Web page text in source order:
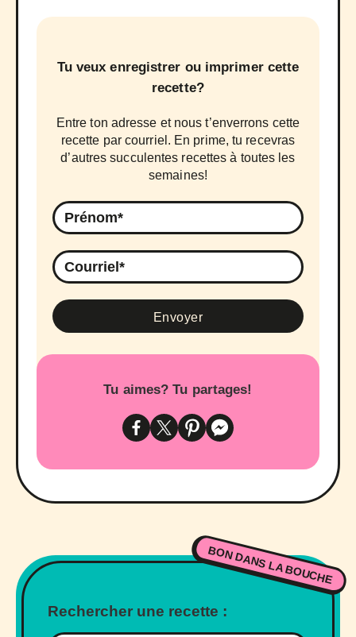
Tu veux enregistrer ou imprimer cette
recette?
Entre ton adresse et nous t’enverrons cette
recette par courriel. En prime, tu recevras
d’autres succulentes recettes à toutes les
semaines!
Tu aimes? Tu partages!
BON DANS LA BOUCHE
Rechercher une recette :